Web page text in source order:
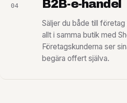
04 B2B-e-handel
Säljer du både till
allt i samma butik med
Företagskunderna ser
begära offert själva.